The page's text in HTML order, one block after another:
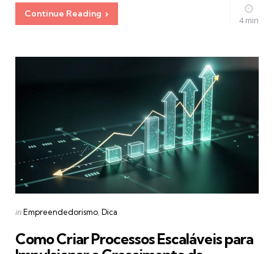
Continue Reading
4 min
Categories
Posted
inEmpreendedorismo Dica
Como Criar Processos Escaláveis para